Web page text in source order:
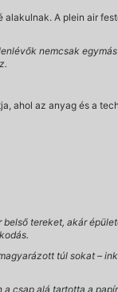
alakulnak. A plein air
nemcsak egymás
ahol az anyag és a
belső tereket, akár
túl sokat –
csap alá tartotta a